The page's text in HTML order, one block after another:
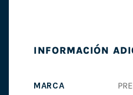
INFORMACIÓN
MARCA